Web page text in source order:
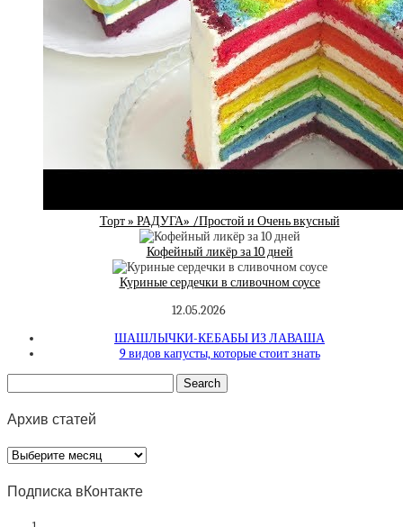
Торт » РАДУГА» /Простой и Очень вкусный
Кофейный ликёр за 10 дней
Куриные сердечки в сливочном соусе
12.05.2026
ШАШЛЫЧКИ-КЕБАБЫ ИЗ ЛАВАША
9 видов капусты, которые стоит знать
Архив статей
Архив
статей
Подписка вКонтакте